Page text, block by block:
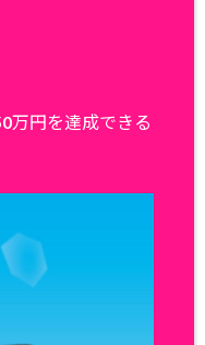
万円を達成できる